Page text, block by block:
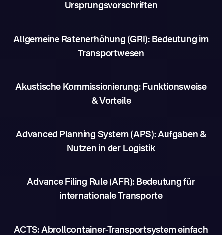
Ursprungsvorschriften
Allgemeine Ratenerhöhung (GRI): Bedeutung im
Transportwesen
Akustische Kommissionierung: Funktionsweise
& Vorteile
Advanced Planning System (APS): Aufgaben &
Nutzen in der Logistik
Advance Filing Rule (AFR): Bedeutung für
internationale Transporte
ACTS: Abrollcontainer-Transportsystem einfach